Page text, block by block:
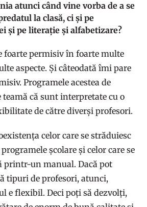
atunci când vine vorba de a se
la clasă, ci și pe
și pe literație și alfabetizare?
foarte permisiv în foarte multe
aspecte. Și câteodată îmi pare
Programele acestea de
că sunt interpretate cu o
de către diverși profesori.
celor care se străduiesc
școlare și celor care se
printr-un manual. Dacă pot
tipuri de profesori, atunci,
e flexibil. Deci poți să dezvolți,